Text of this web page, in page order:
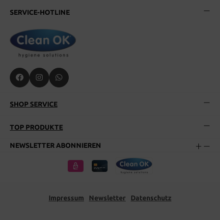
SERVICE-HOTLINE
SHOP SERVICE
TOP PRODUKTE
NEWSLETTER ABONNIEREN
Impressum Newsletter Datenschutz